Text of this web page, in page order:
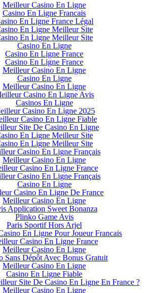
Meilleur Casino En Ligne
Casino En Ligne Francais
En Ligne France Légal
En Ligne Meilleur Site
En Ligne Meilleur Site
Casino En Ligne
Casino En Ligne France
Casino En Ligne France
Meilleur Casino En Ligne
Casino En Ligne
Meilleur Casino En Ligne
Casino En Ligne Avis
Casinos En Ligne
Casino En Ligne 2025
Casino En Ligne Fiable
Site De Casino En Ligne
En Ligne Meilleur Site
En Ligne Meilleur Site
Casino En Ligne Français
Meilleur Casino En Ligne
Casino En Ligne France
Casino En Ligne Français
Casino En Ligne
Casino En Ligne De France
Meilleur Casino En Ligne
Application Sweet Bonanza
Plinko Game Avis
Paris Sportif Hors Arjel
En Ligne Pour Joueur Francais
Casino En Ligne France
Meilleur Casino En Ligne
Sans Dépôt Avec Bonus Gratuit
Meilleur Casino En Ligne
Casino En Ligne Fiable
Site De Casino En Ligne En France ?
Meilleur Casino En Ligne